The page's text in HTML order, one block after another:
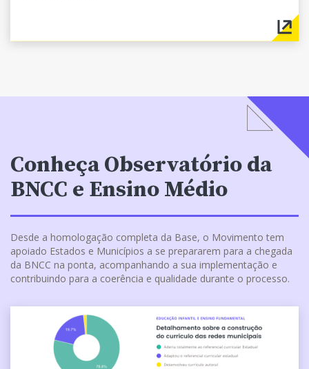
Conheça Observatório da
BNCC e Ensino Médio
Desde a homologação completa da Base, o Movimento tem
apoiado Estados e Municípios a se prepararem para a chegada
da BNCC na ponta, acompanhando a sua implementação e
contribuindo para a coerência e qualidade durante o processo.